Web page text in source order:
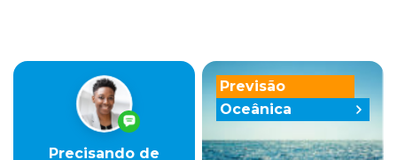
Previsão
Oceânica
Precisando de